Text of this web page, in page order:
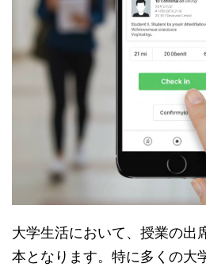
大学生活において、授業の出
本となります。特に多くの大